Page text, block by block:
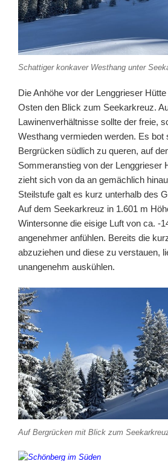
Schattiger konkaver Westhang unter
Die Anhöhe vor der Lenggrieser
Osten den Blick zum Seekarkreuz.
Lawinenverhältnisse sollte der freie,
Westhang vermieden werden. Es bot
Bergrücken südlich zu queren, auf
Sommeranstieg von der Lenggrieser
zieht sich von da an gemächlich
Steilstufe galt es kurz unterhalb des
Auf dem Seekarkreuz in 1.601 m
Wintersonne die eisige Luft von ca. -
angenehmer anfühlen. Bereits die
abzuziehen und diese zu verstauen,
unangenehm auskühlen.
Auf Bergrücken mit Blick zum